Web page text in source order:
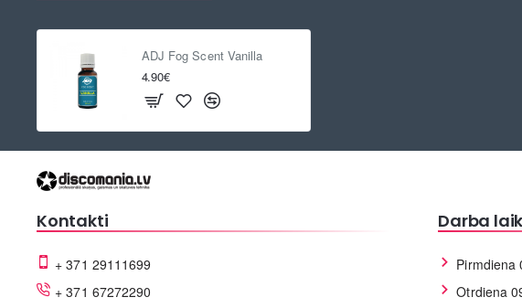
ADJ Fog Scent Vanilla
4.90€
Kontakti
+ 371 29111699
+ 371 67272290
Darba
Pirmdiena
Otrdiena